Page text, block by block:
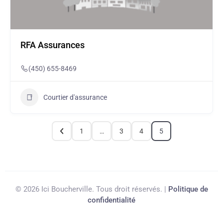
RFA Assurances
(450) 655-8469
Courtier d'assurance
1 … 3 4 5
© 2026 Ici Boucherville. Tous droit réservés. | Politique de
confidentialité